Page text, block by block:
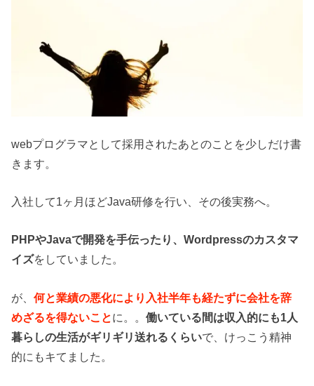
webプログラマとして採用されたあとのことを少しだけ書
きます。
入社して1ヶ月ほどJava研修を行い、その後実務へ。
PHPやJavaで開発を手伝ったり、Wordpressのカスタマ
イズをしていました。
が、何と業績の悪化により入社半年も経たずに会社を辞
めざるを得ないことに。。働いている間は収入的にも1人
暮らしの生活がギリギリ送れるくらいで、けっこう精神
的にもキてました。